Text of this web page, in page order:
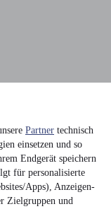
Partner technisch
einsetzen und so
Endgerät speichern
für personalisierte
Apps), Anzeigen-
Zielgruppen und